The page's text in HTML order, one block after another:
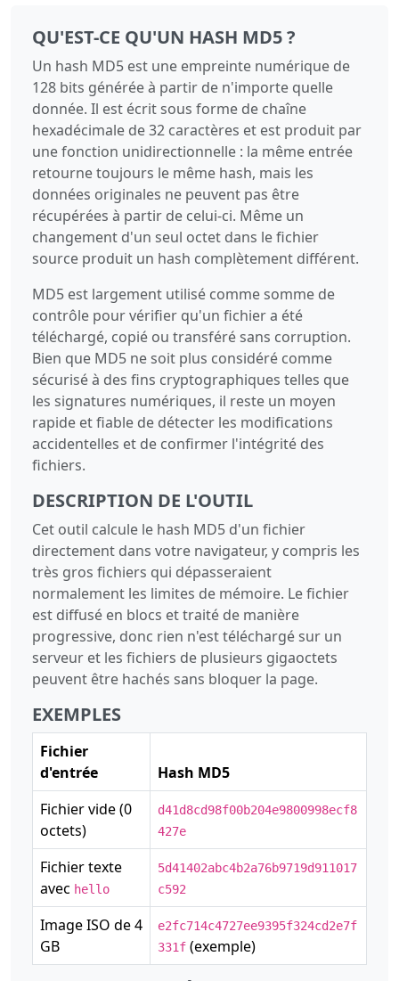
QU'EST-CE QU'UN HASH MD5 ?
Un hash MD5 est une empreinte numérique de
128 bits générée à partir de n'importe quelle
donnée. Il est écrit sous forme de chaîne
hexadécimale de 32 caractères et est produit par
une fonction unidirectionnelle : la même entrée
retourne toujours le même hash, mais les
données originales ne peuvent pas être
récupérées à partir de celui-ci. Même un
changement d'un seul octet dans le fichier
source produit un hash complètement différent.
MD5 est largement utilisé comme somme de
contrôle pour vérifier qu'un fichier a été
téléchargé, copié ou transféré sans corruption.
Bien que MD5 ne soit plus considéré comme
sécurisé à des fins cryptographiques telles que
les signatures numériques, il reste un moyen
rapide et fiable de détecter les modifications
accidentelles et de confirmer l'intégrité des
fichiers.
DESCRIPTION DE L'OUTIL
Cet outil calcule le hash MD5 d'un fichier
directement dans votre navigateur, y compris les
très gros fichiers qui dépasseraient
normalement les limites de mémoire. Le fichier
est diffusé en blocs et traité de manière
progressive, donc rien n'est téléchargé sur un
serveur et les fichiers de plusieurs gigaoctets
peuvent être hachés sans bloquer la page.
EXEMPLES
Fichier
d'entrée
Hash MD5
Fichier vide (0
octets)
d41d8cd98f00b204e9800998ecf8
427e
Fichier texte
avec hello
5d41402abc4b2a76b9719d911017
c592
Image ISO de 4
GB
e2fc714c4727ee9395f324cd2e7f
331f (exemple)